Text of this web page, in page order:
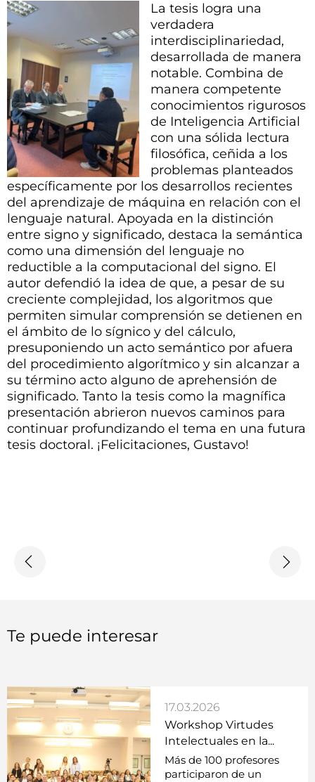
La tesis logra una
verdadera
interdisciplinariedad,
desarrollada de manera
notable. Combina de
manera competente
conocimientos rigurosos
de Inteligencia Artificial
con una sólida lectura
filosófica, ceñida a los
problemas planteados
específicamente por los desarrollos recientes
del aprendizaje de máquina en relación con el
lenguaje natural. Apoyada en la distinción
entre signo y significado, destaca la semántica
como una dimensión del lenguaje no
reductible a la computacional del signo. El
autor defendió la idea de que, a pesar de su
creciente complejidad, los algoritmos que
permiten simular comprensión se detienen en
el ámbito de lo sígnico y del cálculo,
presuponiendo un acto semántico por afuera
del procedimiento algorítmico y sin alcanzar a
su término acto alguno de aprehensión de
significado. Tanto la tesis como la magnífica
presentación abrieron nuevos caminos para
continuar profundizando el tema en una futura
tesis doctoral. ¡Felicitaciones, Gustavo!
Te puede interesar
17.03.2026
Workshop Virtudes
Intelectuales en la...
Más de 100 profesores
participaron de un